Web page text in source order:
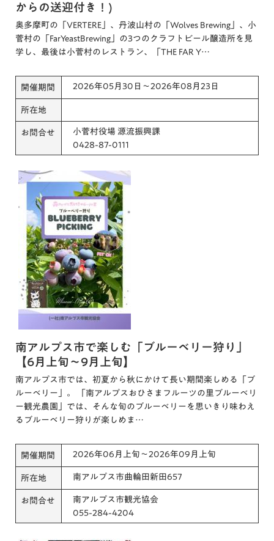
からの送迎付き！)
奥多摩町の「VERTERE」、丹波山村の「Wolves Brewing」、小
菅村の「FarYeastBrewing」の3つのクラフトビール醸造所を見
学し、最後は小菅村のレストラン、「THE FAR Y…
開催期間 2026年05月30日～2026年08月23日
所在地
お問合せ
小菅村役場 源流振興課
0428-87-0111
南アルプス市で楽しむ「ブルーベリー狩り」
【6月上旬～9月上旬】
南アルプス市では、初夏から秋にかけて長い期間楽しめる「ブ
ルーベリー」。 「南アルプスおひさまフルーツの里ブルーベリ
ー観光農園」では、そんな旬のブルーベリーを思いきり味わえ
るブルーベリー狩りが楽しめま…
開催期間 2026年06月上旬～2026年09月上旬
所在地 南アルプス市曲輪田新田657
お問合せ
南アルプス市観光協会
055-284-4204